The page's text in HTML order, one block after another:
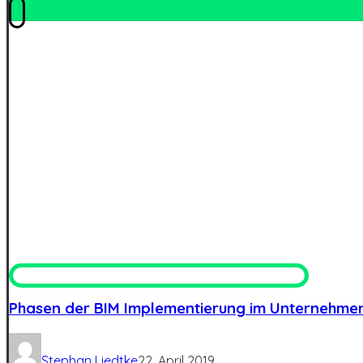
Phasen der BIM Implementierung im